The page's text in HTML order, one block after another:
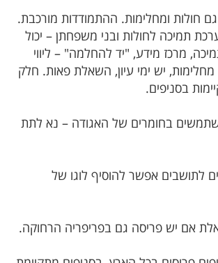
חולות ומחלימות. ההתמודדות מורכבת.
תמיכה לחולות ובני משפחתן – יכול
מרכז מידע, "יד להחלמה" – ליווי
מחלימות, יש ימי עיון, השאלת פאות. חלק
בסניפים.
בחומרים של האגודה – נא לתת
לתושבים אפשר להוסיף לוגו של
אם יש פריסה גם בפריפריה הרחוקה.